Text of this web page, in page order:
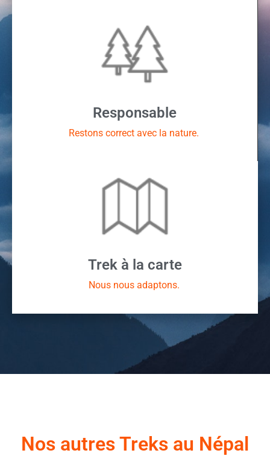
Responsable
Restons correct avec la nature.
Trek à la carte
Nous nous adaptons.
Nos autres Treks au Népal